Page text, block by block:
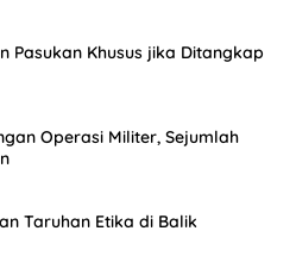
Pasukan Khusus jika Ditangkap
Operasi Militer, Sejumlah
Taruhan Etika di Balik